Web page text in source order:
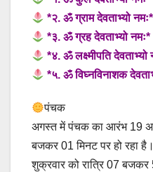
*२. ॐ ग्राम देवताभ्यो नमः*
*३. ॐ ग्रह देवताभ्यो नमः*
*४. ॐ लक्ष्मीपति देवताभ्यो
*५. ॐ विघ्नविनाशक
पंचक
अगस्त में पंचक का आरंभ 19
बजकर 01 मिनट पर हो रहा
शुक्रवार को रात्रि 07 बजकर